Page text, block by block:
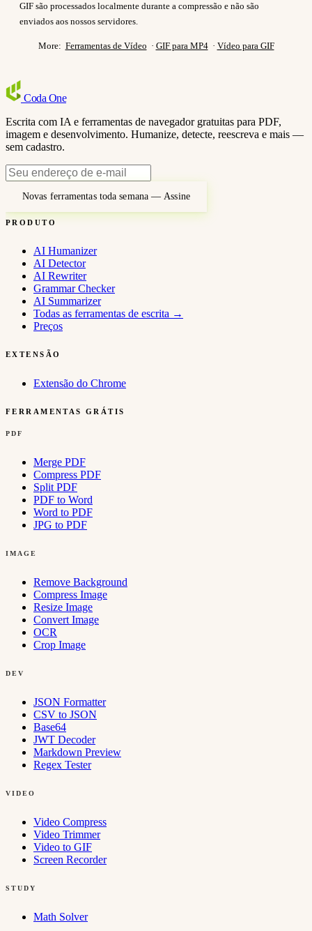
GIF são processados localmente durante a compressão e não são
enviados aos nossos servidores.
More: Ferramentas de Vídeo · GIF para MP4· Vídeo para GIF
Coda One
Escrita com IA e ferramentas de navegador gratuitas para PDF,
imagem e desenvolvimento. Humanize, detecte, reescreva e mais —
sem cadastro.
Novas ferramentas toda semana — Assine
PRODUTO
AI Humanizer
AI Detector
AI Rewriter
Grammar Checker
AI Summarizer
Todas as ferramentas de escrita →
Preços
EXTENSÃO
Extensão do Chrome
FERRAMENTAS GRÁTIS
PDF
Merge PDF
Compress PDF
Split PDF
PDF to Word
Word to PDF
JPG to PDF
IMAGE
Remove Background
Compress Image
Resize Image
Convert Image
OCR
Crop Image
DEV
JSON Formatter
CSV to JSON
Base64
JWT Decoder
Markdown Preview
Regex Tester
VIDEO
Video Compress
Video Trimmer
Video to GIF
Screen Recorder
STUDY
Math Solver